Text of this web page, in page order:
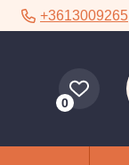
+3613009265
0